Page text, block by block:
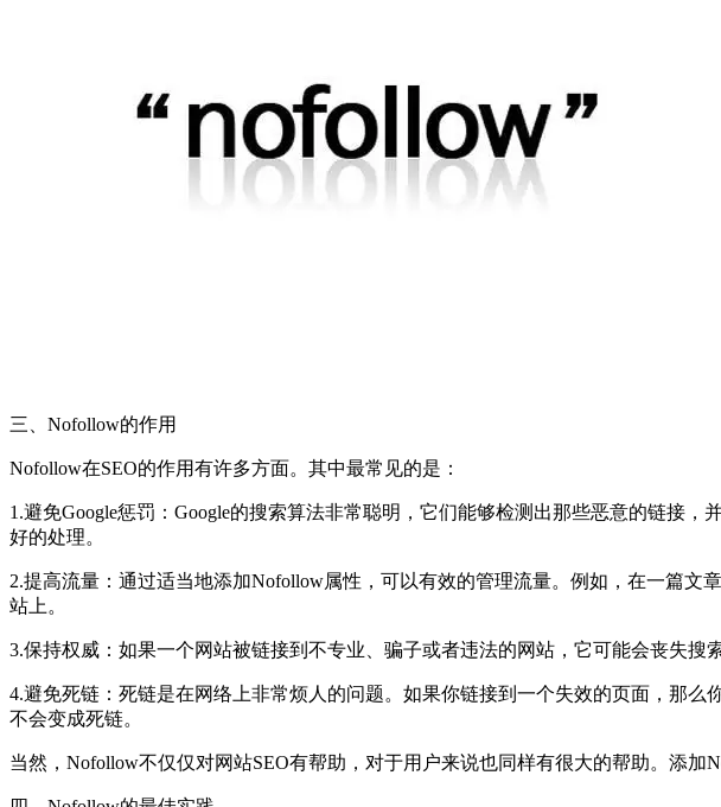
三、Nofollow的作用
Nofollow在SEO的作用有许多方面。其中最常见的是：
1.避免Google惩罚：Google的搜索算法非常聪明，它们能够检测出那些恶意的链接
好的处理。
2.提高流量：通过适当地添加Nofollow属性，可以有效的管理流量。例如，在一篇
站上。
3.保持权威：如果一个网站被链接到不专业、骗子或者违法的网站，它可能会丧失
4.避免死链：死链是在网络上非常烦人的问题。如果你链接到一个失效的页面，那
不会变成死链。
当然，Nofollow不仅仅对网站SEO有帮助，对于用户来说也同样有很大的帮助。添